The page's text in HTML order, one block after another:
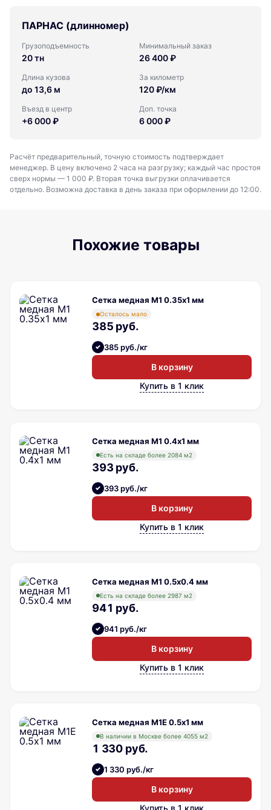
ПАРНАС (длинномер)
Грузоподъемность
20 тн
Минимальный заказ
26 400 ₽
Длина кузова
до 13,6 м
За километр
120 ₽/км
Въезд в центр
+6 000 ₽
Доп. точка
6 000 ₽
Расчёт предварительный, точную стоимость подтверждает
менеджер. В цену включено 2 часа на разгрузку; каждый час простоя
сверх нормы — 1 000 ₽. Вторая точка выгрузки оплачивается
отдельно. Возможна доставка в день заказа при оформлении до 12:00.
Похожие товары
Сетка медная М1 0.35х1 мм
Осталось мало
385 руб.
385 руб./кг
В корзину
Купить в 1 клик
Сетка медная М1 0.4х1 мм
Есть на складе более 2084 м2
393 руб.
393 руб./кг
В корзину
Купить в 1 клик
Сетка медная М1 0.5х0.4 мм
Есть на складе более 2987 м2
941 руб.
941 руб./кг
В корзину
Купить в 1 клик
Сетка медная М1Е 0.5х1 мм
В наличии в Москве более 4055 м2
1 330 руб.
1 330 руб./кг
В корзину
Купить в 1 клик